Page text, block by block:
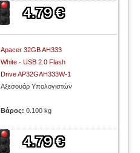
Apacer 32GB AH333
White - USB 2.0 Flash
Drive AP32GAH333W-1
Αξεσουάρ Υπολογιστών
Βάρος:0.100 kg